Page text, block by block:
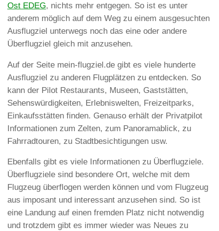
Ost EDEG, nichts mehr entgegen. So ist es unter
anderem möglich auf dem Weg zu einem ausgesuchten
Ausflugziel unterwegs noch das eine oder andere
Überflugziel gleich mit anzusehen.
Auf der Seite mein-flugziel.de gibt es viele hunderte
Ausflugziel zu anderen Flugplätzen zu entdecken. So
kann der Pilot Restaurants, Museen, Gaststätten,
Sehenswürdigkeiten, Erlebniswelten, Freizeitparks,
Einkaufsstätten finden. Genauso erhält der Privatpilot
Informationen zum Zelten, zum Panoramablick, zu
Fahrradtouren, zu Stadtbesichtigungen usw.
Ebenfalls gibt es viele Informationen zu Überflugziele.
Überflugziele sind besondere Ort, welche mit dem
Flugzeug überflogen werden können und vom Flugzeug
aus imposant und interessant anzusehen sind. So ist
eine Landung auf einen fremden Platz nicht notwendig
und trotzdem gibt es immer wieder was Neues zu